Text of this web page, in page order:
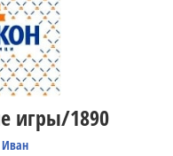
игры/1890
Иван